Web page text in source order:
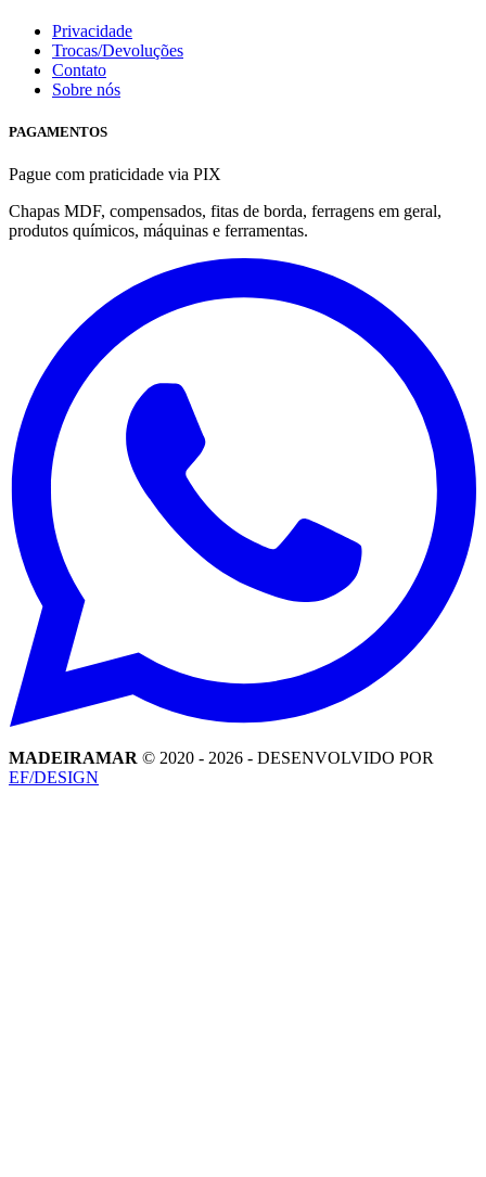
Privacidade
Trocas/Devoluções
Contato
Sobre nós
PAGAMENTOS
Pague com praticidade via PIX
Chapas MDF, compensados, fitas de borda, ferragens em geral,
produtos químicos, máquinas e ferramentas.
MADEIRAMAR © 2020 - 2026 - DESENVOLVIDO POR
EF/DESIGN